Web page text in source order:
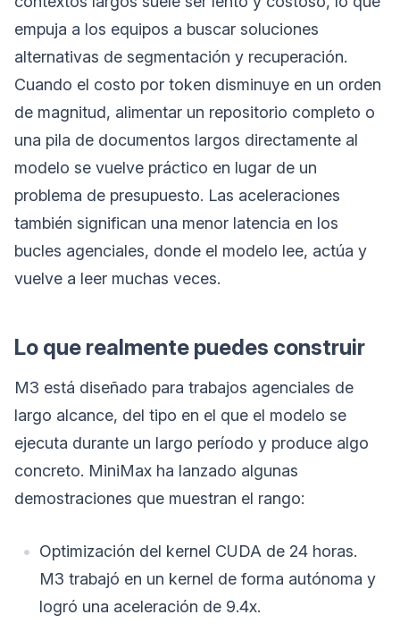
empuja a los equipos a buscar soluciones
alternativas de segmentación y recuperación.
Cuando el costo por token disminuye en un orden
de magnitud, alimentar un repositorio completo o
una pila de documentos largos directamente al
modelo se vuelve práctico en lugar de un
problema de presupuesto. Las aceleraciones
también significan una menor latencia en los
bucles agenciales, donde el modelo lee, actúa y
vuelve a leer muchas veces.
Lo que realmente puedes construir
M3 está diseñado para trabajos agenciales de
largo alcance, del tipo en el que el modelo se
ejecuta durante un largo período y produce algo
concreto. MiniMax ha lanzado algunas
demostraciones que muestran el rango:
Optimización del kernel CUDA de 24 horas.
M3 trabajó en un kernel de forma autónoma y
logró una aceleración de 9.4x.